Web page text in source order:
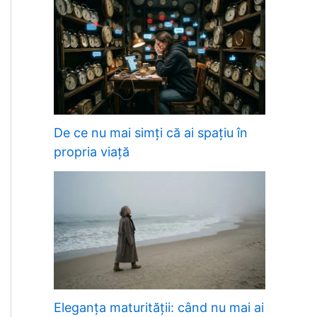
De ce nu mai simți că ai spațiu în
propria viață
Eleganța maturității: când nu mai ai